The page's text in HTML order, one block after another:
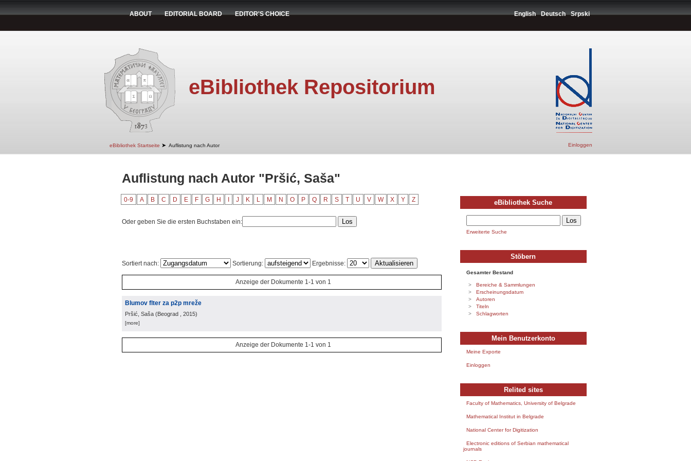
ABOUT EDITORIAL BOARD EDITOR'S CHOICE English Deutsch Srpski
eBibliothek Repositorium
eBibliothek Startseite ➤ Auflistung nach Autor Einloggen
Auflistung nach Autor "Pršić, Saša"
0-9 A B C D E F G H J K L M N O P Q R S T U V W X Y Z
Oder geben Sie die ersten Buchstaben ein:
Sortiert nach: Sortierung: Ergebnisse:
Anzeige der Dokumente 1-1 von 1
Blumov flter za p2p mreže
Pršić, Saša (Beograd , 2015)
[more]
Anzeige der Dokumente 1-1 von 1
eBibliothek Suche
Erweiterte Suche
Stöbern
Gesamter Bestand
Bereiche & Sammlungen
Erscheinungsdatum
Autoren
Titeln
Schlagworten
Mein Benutzerkonto
Meine Exporte
Einloggen
Relited sites
Faculty of Mathematics, University of Belgrade
Mathematical Institut in Belgrade
National Center for Digitization
Electronic editions of Serbian mathematical
journals